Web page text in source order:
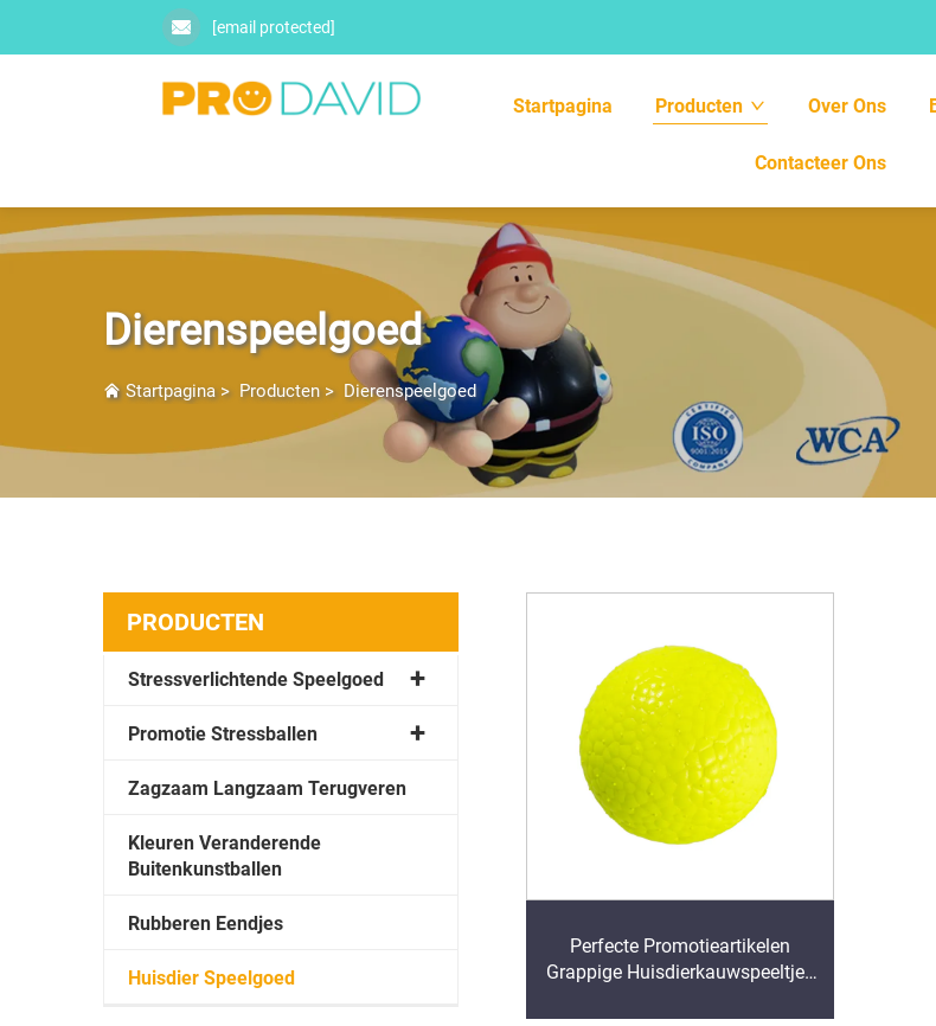
[email protected]
Startpagina Producten Over Ons
Contacteer Ons
Dierenspeelgoed
Startpagina> Producten> Dierenspeelgoed
PRODUCTEN
Stressverlichtende Speelgoed
Promotie Stressballen
Zagzaam Langzaam Terugveren
Kleuren Veranderende
Buitenkunstballen
Rubberen Eendjes
Huisdier Speelgoed
Perfecte Promotieartikelen
Grappige Huisdierkauwspeeltjes